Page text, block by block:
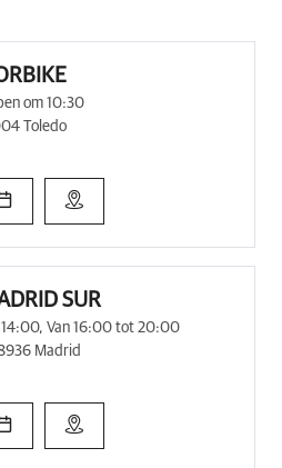
om 10:30
Toledo
SUR
Van 16:00 tot 20:00
Madrid